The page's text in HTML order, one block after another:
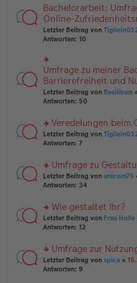
rs
te
r
u
n
el
es
e
n
er
tr
a
g
Bachelorarbeit:
Online-
Letzter Beitrag von
Antworten: 10
rs
te
r
u
n
el
es
e
B
ei
tr
g
Umfrage zu meiner
Barrierefreiheit und
Letzter Beitrag von Basilikum
Antworten: 50
rs
te
n
g
el
e
n
er
tr
a
g
Veredelungen beim
Letzter Beitrag von
Antworten: 7
rs
te
n
g
el
e
n
er
Umfrage zu
Letzter Beitrag von unicorn75
Antworten: 34
rs
te
n
g
el
Wie gestaltet Ihr?
Letzter Beitrag von Frau Holle
Antworten: 12
rs
te
Umfrage zur
Letzter Beitrag von spica «
Antworten: 9